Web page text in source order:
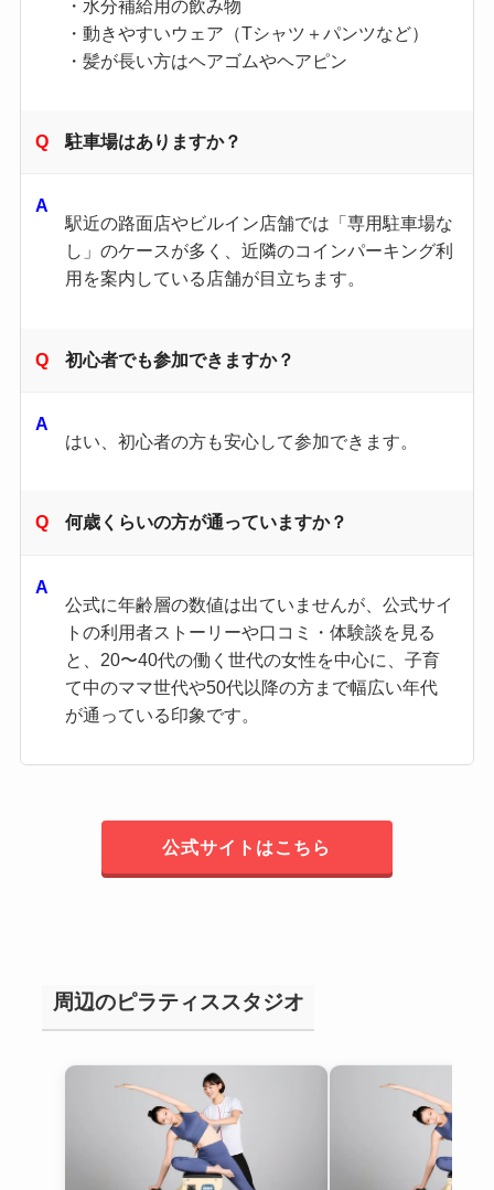
・水分補給用の飲み物
・動きやすいウェア（Tシャツ＋パンツなど）
・髪が長い方はヘアゴムやヘアピン
駐車場はありますか？
駅近の路面店やビルイン店舗では「専用駐車場な
し」のケースが多く、近隣のコインパーキング利
用を案内している店舗が目立ちます。
初心者でも参加できますか？
はい、初心者の方も安心して参加できます。
何歳くらいの方が通っていますか？
公式に年齢層の数値は出ていませんが、公式サイ
トの利用者ストーリーや口コミ・体験談を見る
と、20〜40代の働く世代の女性を中心に、子育
て中のママ世代や50代以降の方まで幅広い年代
が通っている印象です。
公式サイトはこちら
周辺のピラティススタジオ